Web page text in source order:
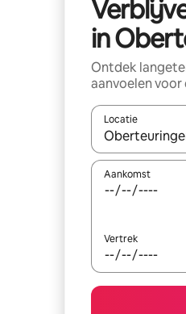
in
Ontdek
aanvoelen voor
Locatie
Wanneer er
Aankomst
Vertrek